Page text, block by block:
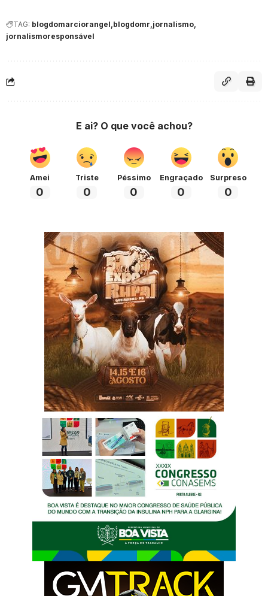
TAG: blogdomarciorangel blogdomr jornalismo
jornalismoresponsável
E ai? O que você achou?
Amei
0
Triste
0
Péssimo
0
Engraçado
0
Surpreso
0